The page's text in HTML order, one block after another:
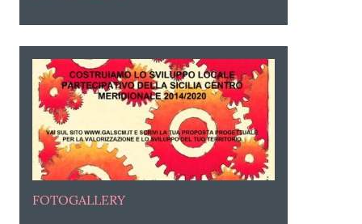
FOTOGALLERY